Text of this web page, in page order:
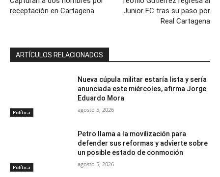
receptación en Cartagena
Junior FC tras su paso por
Real Cartagena
ARTÍCULOS RELACIONADOS
Política
Nueva cúpula militar estaría lista y sería
anunciada este miércoles, afirma Jorge
Eduardo Mora
agosto 5, 2026
Política
Petro llama a la movilización para
defender sus reformas y advierte sobre
un posible estado de conmoción
agosto 5, 2026